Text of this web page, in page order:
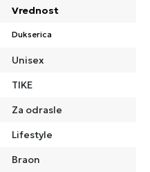
Vrednost
Dukserica
Unisex
TIKE
Za odrasle
Lifestyle
Braon